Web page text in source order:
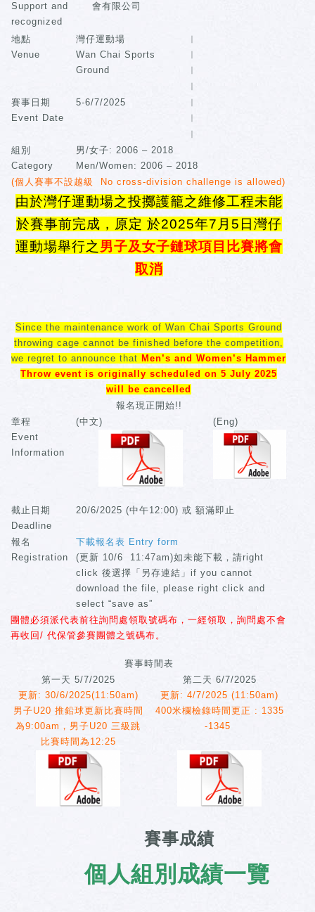
Support and
recognized
會有限公司
地點
Venue
灣仔運動場
Wan Chai Sports
Ground
︳
︳
︳
︳
賽事日期
Event Date
5-6/7/2025
︳
︳
︳
組別
Category
男/女子: 2006 – 2018
Men/Women: 2006 – 2018
(個人賽事不設越級 No cross-division challenge is allowed)
由於灣仔運動場之投擲護籠之維修工程未能
於賽事前完成，原定 於2025年7月5日灣仔
運動場舉行之 男子及女子鏈球項目比賽將會
取消
Since the maintenance work of Wan Chai Sports Ground
throwing cage cannot be finished before the competition,
we regret to announce that Men’s and Women’s Hammer
Throw event is originally scheduled on 5 July 2025
will be cancelled
報名現正開始!!
章程
Event
Information
(中文) (Eng)
截止日期
Deadline
20/6/2025 (中午12:00) 或 額滿即止
報名
Registration
下載報名表 Entry form
(更新 10/6 11:47am)如未能下載，請right
click 後選擇「另存連結」if you cannot
download the file, please right click and
select “save as”
團體必須派代表前往詢問處領取號碼布，一經領取，詢問處不會
再收回/ 代保管參賽團體之號碼布。
賽事時間表
第一天 5/7/2025
更新: 30/6/2025(11:50am)
男子U20 推鉛球更新比賽時間
為9:00am，男子U20 三級跳
比賽時間為12:25
第二天 6/7/2025
更新: 4/7/2025 (11:50am)
400米欄檢錄時間更正 : 1335
-1345
賽事成績
個人組別成績一覽